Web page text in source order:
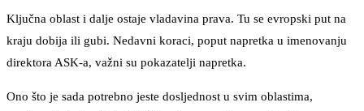
Ključna oblast i dalje ostaje vladavina prava. Tu se evropski put na
kraju dobija ili gubi. Nedavni koraci, poput napretka u imenovanju
direktora ASK-a, važni su pokazatelji napretka.
Ono što je sada potrebno jeste dosljednost u svim oblastima,